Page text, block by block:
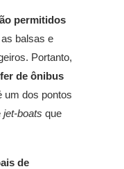
permitidos
balsas e
Portanto,
de ônibus
um dos pontos
jet-boats que
de